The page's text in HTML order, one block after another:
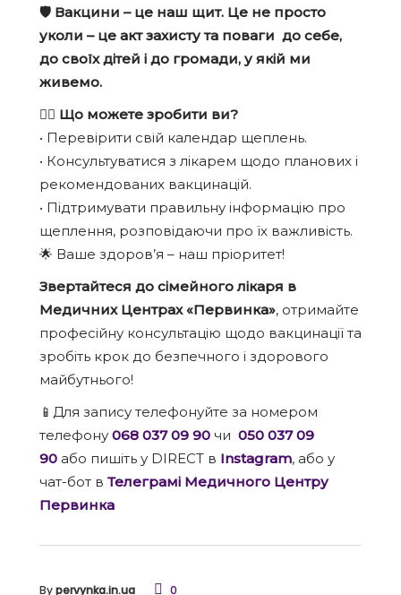
🛡️ Вакцини – це наш щит. Це не просто
уколи – це акт захисту та поваги до себе,
до своїх дітей і до громади, у якій ми
живемо.
👩‍⚕️ Що можете зробити ви?
• Перевірити свій календар щеплень.
• Консультуватися з лікарем щодо планових і
рекомендованих вакцинацій.
• Підтримувати правильну інформацію про
щеплення, розповідаючи про їх важливість.
🌟 Ваше здоров’я – наш пріоритет!
Звертайтеся до сімейного лікаря в
Медичних Центрах «Первинка», отримайте
професійну консультацію щодо вакцинації та
зробіть крок до безпечного і здорового
майбутнього!
📱Для запису телефонуйте за номером
телефону 068 037 09 90 чи 050 037 09
90 або пишіть у DIRECT в Instagram, або у
чат-бот в Телеграмі Медичного Центру
Первинка
Bypervynka.in.ua 0